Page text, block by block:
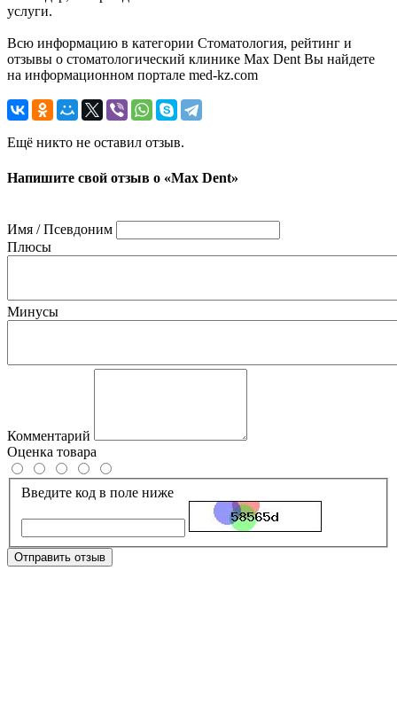
услуги.
Всю информацию в категории Стоматология, рейтинг и
отзывы о стоматологический клинике Max Dent Вы найдете
на информационном портале med-kz.com
Ещё никто не оставил отзыв.
Напишите свой отзыв о «Max Dent»
Имя / Псевдоним
Плюсы
Минусы
Комментарий
Оценка товара
Введите код в поле ниже
Отправить отзыв